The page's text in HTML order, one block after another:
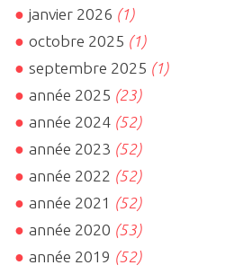
janvier 2026 (1)
octobre 2025 (1)
septembre 2025 (1)
année 2025 (23)
année 2024 (52)
année 2023 (52)
année 2022 (52)
année 2021 (52)
année 2020 (53)
année 2019 (52)